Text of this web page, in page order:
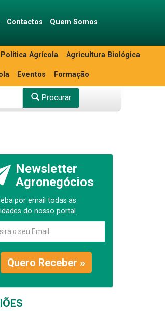
Contactos Quem Somos
Política Agrícola Agricultura Biológica
Eventos Formação
Procurar
Newsletter
Agronegócios
por email todas as
do nosso portal.
Quero Receber »